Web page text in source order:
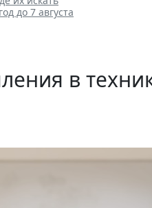
до 7 августа
в